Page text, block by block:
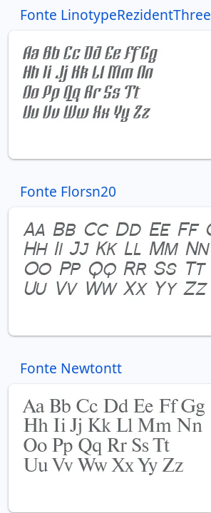
Fonte LinotypeRezidentThree
Fonte Florsn20
Fonte Newtontt